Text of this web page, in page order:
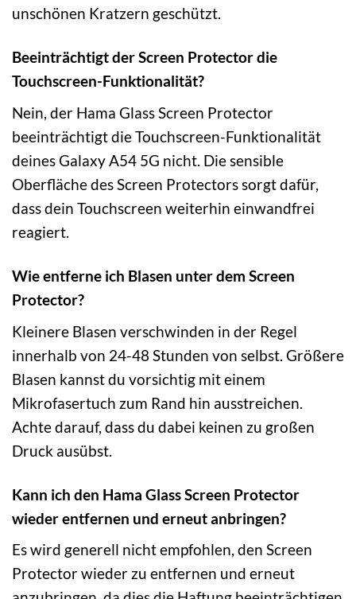
unschönen Kratzern geschützt.
Beeinträchtigt der Screen Protector die
Touchscreen-Funktionalität?
Nein, der Hama Glass Screen Protector
beeinträchtigt die Touchscreen-Funktionalität
deines Galaxy A54 5G nicht. Die sensible
Oberfläche des Screen Protectors sorgt dafür,
dass dein Touchscreen weiterhin einwandfrei
reagiert.
Wie entferne ich Blasen unter dem Screen
Protector?
Kleinere Blasen verschwinden in der Regel
innerhalb von 24-48 Stunden von selbst. Größere
Blasen kannst du vorsichtig mit einem
Mikrofasertuch zum Rand hin ausstreichen.
Achte darauf, dass du dabei keinen zu großen
Druck ausübst.
Kann ich den Hama Glass Screen Protector
wieder entfernen und erneut anbringen?
Es wird generell nicht empfohlen, den Screen
Protector wieder zu entfernen und erneut